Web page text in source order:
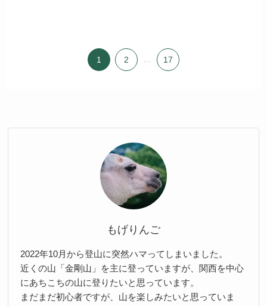
1 2 17
もげりんご
2022年10月から登山に突然ハマってしまいました。
近くの山「金剛山」を主に登っていますが、関西を中心
にあちこちの山に登りたいと思っています。
まだまだ初心者ですが、山を楽しみたいと思っていま